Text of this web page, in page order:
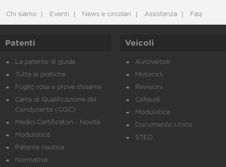
Chi siamo Eventi News e circolari Assistenza Faq
Patenti
La patente di guida
Tutte le pratiche
Foglio rosa e prove d’esame
Carta di Qualificazione del
Conducente (CQC)
Medici Certificatori - Novità
Modulistica
Patente nautica
Normativa
Veicoli
Autoveicoli
Motocicli
Revisioni
Collaudi
Modulistica
Documento Unico
STED